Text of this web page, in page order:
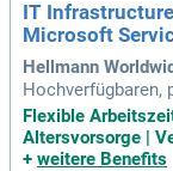
IT
Microsoft
Hellmann
Hochverfügbaren,
omatisierungen
nd Prozesse;
von
Flexible
Altersvorsorge |
+ weitere Benefits